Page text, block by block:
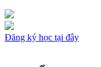
Đăng ký học tại đây